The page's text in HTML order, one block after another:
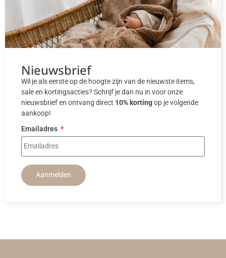
Nieuwsbrief
Wil je als eerste op de hoogte zijn van de nieuwste items,
sale en kortingsacties? Schrijf je dan nu in voor onze
nieuwsbrief en ontvang direct 10% kortingop je volgende
aankoop!
Emailadres
Aanmelden